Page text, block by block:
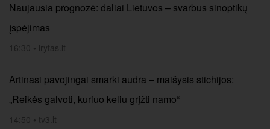
Naujausia prognozė: daliai Lietuvos – svarbus sinoptikų
įspėjimas
16:30 • lrytas.lt
Artinasi pavojingai smarki audra – maišysis stichijos:
„Reikės galvoti, kuriuo keliu grįžti namo“
14:50 • tv3.lt